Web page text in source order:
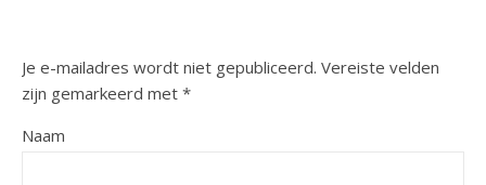
Je e-mailadres wordt niet gepubliceerd. Vereiste velden
zijn gemarkeerd met *
Naam